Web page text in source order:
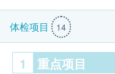
体检项目 14
1 重点项目